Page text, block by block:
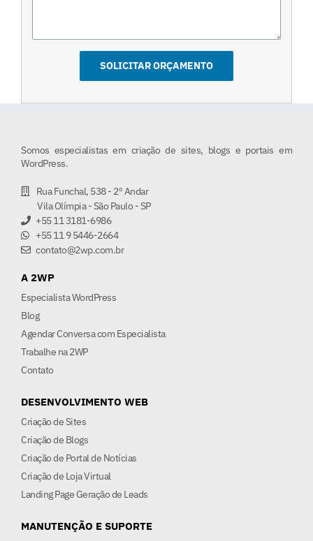
Somos especialistas em criação de sites, blogs e portais em
WordPress.
Rua Funchal, 538 - 2º Andar
Vila Olímpia - São Paulo - SP
+55 11 3181-6986
+55 11 9 5446-2664
contato@2wp.com.br
A 2WP
Especialista WordPress
Blog
Agendar Conversa com Especialista
Trabalhe na 2WP
Contato
DESENVOLVIMENTO WEB
Criação de Sites
Criação de Blogs
Criação de Portal de Notícias
Criação de Loja Virtual
Landing Page Geração de Leads
MANUTENÇÃO E SUPORTE